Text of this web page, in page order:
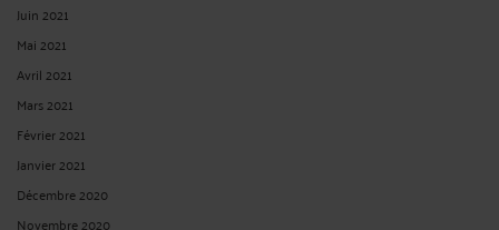
Juin 2021
Mai 2021
Avril 2021
Mars 2021
Février 2021
Janvier 2021
Décembre 2020
Novembre 2020